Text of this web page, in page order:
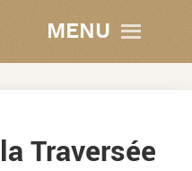
MENU
Traversée